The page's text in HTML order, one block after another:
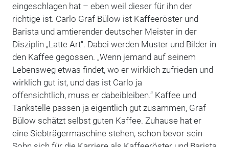
eingeschlagen hat – eben weil dieser für ihn der
richtige ist. Carlo Graf Bülow ist Kaffeeröster und
Barista und amtierender deutscher Meister in der
Disziplin „Latte Art“. Dabei werden Muster und Bilder in
den Kaffee gegossen. „Wenn jemand auf seinem
Lebensweg etwas findet, wo er wirklich zufrieden und
wirklich gut ist, und das ist Carlo ja
offensichtlich, muss er dabeibleiben.“ Kaffee und
Tankstelle passen ja eigentlich gut zusammen, Graf
Bülow schätzt selbst guten Kaffee. Zuhause hat er
eine Siebträgermaschine stehen, schon bevor sein